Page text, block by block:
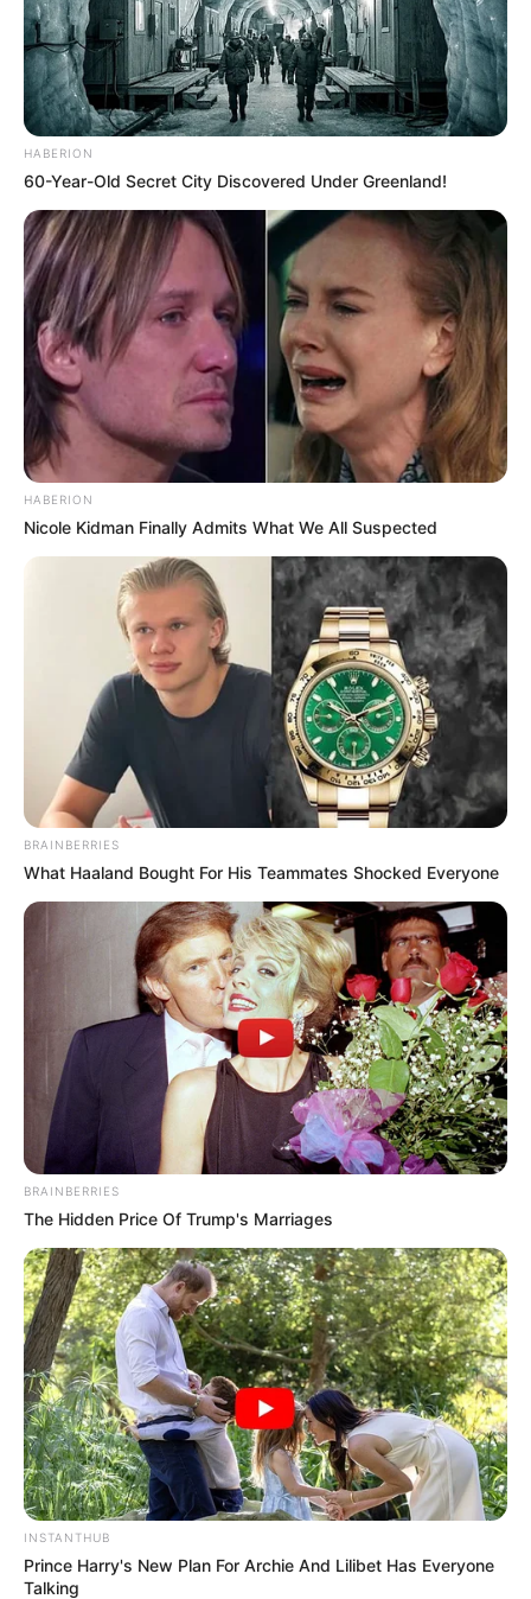
HABERION
60-Year-Old Secret City Discovered Under Greenland!
HABERION
Nicole Kidman Finally Admits What We All Suspected
BRAINBERRIES
What Haaland Bought For His Teammates Shocked Everyone
BRAINBERRIES
The Hidden Price Of Trump's Marriages
INSTANTHUB
Prince Harry's New Plan For Archie And Lilibet Has Everyone
Talking